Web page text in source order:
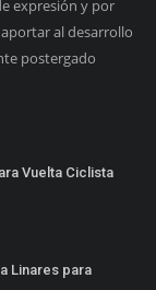
expresión y por
al desarrollo
postergado
Vuelta Ciclista
Linares para